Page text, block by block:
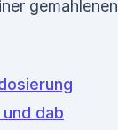
gemahlenen
dab